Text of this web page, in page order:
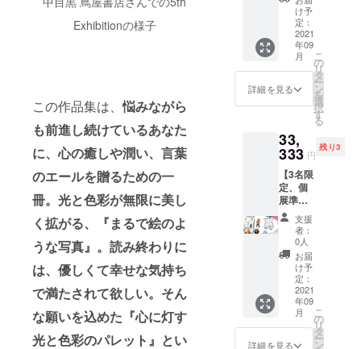
Exhibitionの様子
この作品集は、悩みながら
も前進し続けているあなた
に、心の癒しや潤い、言葉
のエールを贈るための一
冊。光と色彩が無限に美し
く拡がる、『まるで絵のよ
うな写真』。読み終わりに
は、優しくて幸せな気持ち
で満たされて欲しい。そん
な願いを込めた『心に灯す
光と色彩のパレット』とい
special
gift ③ =
zoomを
使った
作品集
品の解
説をさ
ます。
90分間
内で話
せる範
囲まで
語りま
す。質
疑応答
もでき
ます。
【時期
は10月
~12月】
の予
称付き
でご記
入くだ
さい。
宛名の
いらな
い場合
ご記入
くださ
い。
インイ
ベント
『出版
記念個
展オー
プニン
グパー
』特別
ご招
リン
ク・軽
食フー
ド付き)
====リ
ターン
の説明
=== ◎
サイン
の宛名
を希望
する場
合は
「〇〇
+購入者
のお名
前と著
者のサ
イン入
り
+specia
l gift①
枚
+specia
l gift②
オリジ
ナル栞1
枚
+specia
l gift③
掲載作
品の解
説、
パーソ
ナル
zoom
セッ
ション
90分つ
け予
定：
2021
年09
月
詳細を見る
こ
の
リ
タ
ー
ン
を
選
択
す
る
33,
333 円
残り3
【3名限
定、個
展準備
もした
い方向
け】 本
1冊 +購
入者の
お名前
と著者
のサイ
ン入り
+specia
l gift①
支援
者：
0人
お届
け予
定：
2021
年09
月
詳細を見る
こ
の
リ
タ
ー
ン